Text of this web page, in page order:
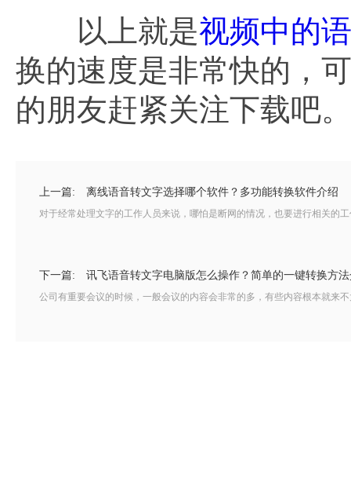
以上就是视频中的
换的速度是非常快的，
的朋友赶紧关注下载吧。
上一篇: 离线语音转文字选择哪个软件？多功能转换软件介绍
对于经常处理文字的工作人员来说，哪怕是断网的情况，也要进行相关的
下一篇: 讯飞语音转文字电脑版怎么操作？简单的一键转换方
公司有重要会议的时候，一般会议的内容会非常的多，有些内容根本就来